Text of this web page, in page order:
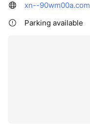
xn--90wm00a.com
Parking available